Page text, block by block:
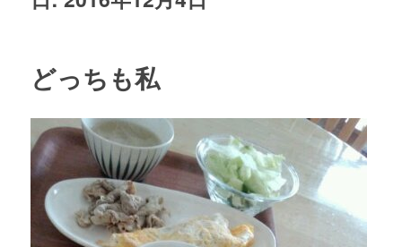
どっちも私